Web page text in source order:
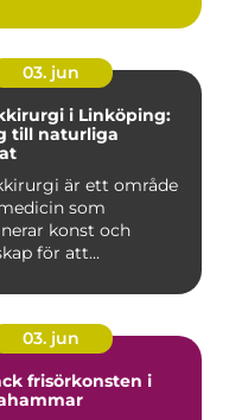
03. jun
i Linköping:
till naturliga
är ett område
som
konst och
för att...
03. jun
frisörkonsten i